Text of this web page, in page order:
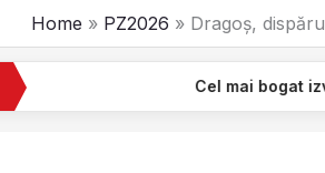
Home PZ2026 Dragoș,
Cel mai bogat izvor de colagen